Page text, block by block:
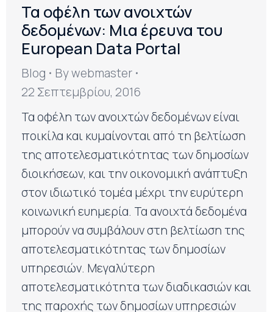
Τα οφέλη των ανοιχτών
δεδομένων: Μια έρευνα του
European Data Portal
Blog Bywebmaster
22 Σεπτεμβρίου, 2016
Τα οφέλη των ανοιχτών δεδομένων είναι
ποικίλα και κυμαίνονται από τη βελτίωση
της αποτελεσματικότητας των δημοσίων
διοικήσεων, και την οικονομική ανάπτυξη
στον ιδιωτικό τομέα μέχρι την ευρύτερη
κοινωνική ευημερία. Τα ανοιχτά δεδομένα
μπορούν να συμβάλουν στη βελτίωση της
αποτελεσματικότητας των δημοσίων
υπηρεσιών. Μεγαλύτερη
αποτελεσματικότητα των διαδικασιών και
της παροχής των δημοσίων υπηρεσιών